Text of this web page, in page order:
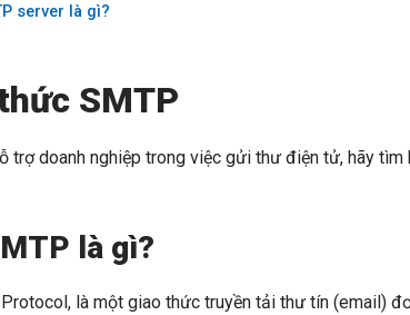
server là gì?
SMTP
trợ doanh nghiệp trong việc gửi thư điện tử, hãy
là gì?
là một giao thức truyền tải thư tín (email)